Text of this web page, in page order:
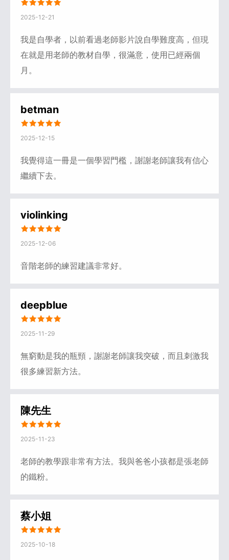
2025-12-21
我是自學者，以前看過老師影片說自學難度高，但現
在就是用老師的教材自學，很滿意，使用已經兩個
月。
betman
2025-12-15
我覺得這一冊是一個學習門檻，謝謝老師讓我有信心
繼續下去。
violinking
2025-12-06
音階老師的練習建議非常好。
deepblue
2025-11-29
無窮動是我的瓶頸，謝謝老師讓我突破，而且刺激我
很多練習新方法。
陳先生
2025-11-23
老師的教學跟非常有方法。我與爸爸小孩都是張老師
的鐵粉。
蔡小姐
2025-10-18